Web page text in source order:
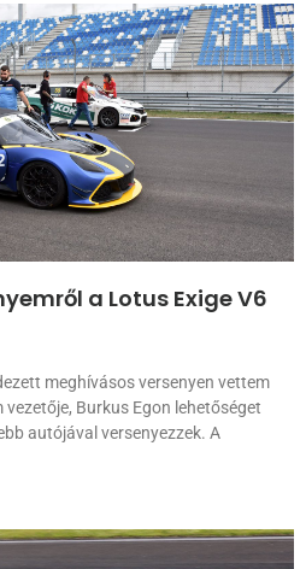
a Lotus Exige V6
meghívásos versenyen vettem
vezetője, Burkus Egon lehetőséget
autójával versenyezzek. A